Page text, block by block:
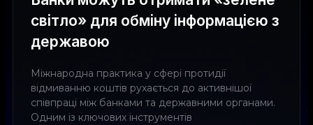
світло» для обміну інформацією з
державою
Міжнародна практика у сфері протидії
відмиванню коштів рухається до активнішої
співпраці між банками та державними органами.
Одним із ключових інструментів